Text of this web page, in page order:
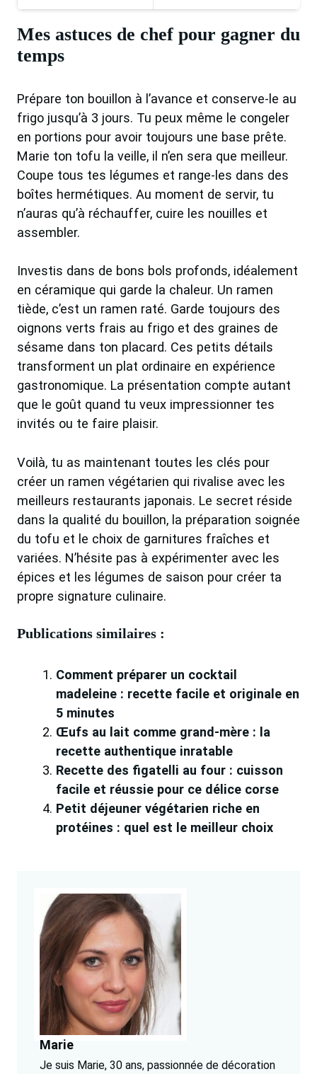
Mes astuces de chef pour gagner du
temps
Prépare ton bouillon à l’avance et conserve-le au
frigo jusqu’à 3 jours. Tu peux même le congeler
en portions pour avoir toujours une base prête.
Marie ton tofu la veille, il n’en sera que meilleur.
Coupe tous tes légumes et range-les dans des
boîtes hermétiques. Au moment de servir, tu
n’auras qu’à réchauffer, cuire les nouilles et
assembler.
Investis dans de bons bols profonds, idéalement
en céramique qui garde la chaleur. Un ramen
tiède, c’est un ramen raté. Garde toujours des
oignons verts frais au frigo et des graines de
sésame dans ton placard. Ces petits détails
transforment un plat ordinaire en expérience
gastronomique. La présentation compte autant
que le goût quand tu veux impressionner tes
invités ou te faire plaisir.
Voilà, tu as maintenant toutes les clés pour
créer un ramen végétarien qui rivalise avec les
meilleurs restaurants japonais. Le secret réside
dans la qualité du bouillon, la préparation soignée
du tofu et le choix de garnitures fraîches et
variées. N’hésite pas à expérimenter avec les
épices et les légumes de saison pour créer ta
propre signature culinaire.
Publications similaires :
Comment préparer un cocktail
madeleine : recette facile et originale en
5 minutes
Œufs au lait comme grand-mère : la
recette authentique inratable
Recette des figatelli au four : cuisson
facile et réussie pour ce délice corse
Petit déjeuner végétarien riche en
protéines : quel est le meilleur choix
Marie
Je suis Marie, 30 ans, passionnée de décoration